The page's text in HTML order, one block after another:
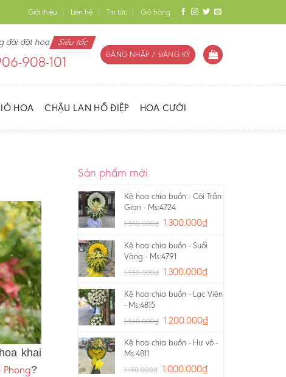
Giới thiệu Liên hệ Tin tức Giỏ hàng
đài đặt hoa Siêu tốc
908-101 ĐĂNG NHẬP / ĐĂNG KÝ
HOA CHẬU LAN HỒ ĐIỆP HOA CƯỚI
khai
?
Sản phẩm mới
Kệ hoa chia buồn - Cõi Trần
Gian - Ms:4724
1.550.000₫ 1.300.000₫
Kệ hoa chia buồn - Suối
Vàng - Ms:4791
1.550.000₫ 1.300.000₫
Kệ hoa chia buồn - Lạc Viên
- Ms:4815
1.540.000₫ 1.200.000₫
Kệ hoa chia buồn - Hư vô -
Ms:4811
1.150.000₫ 1.000.000₫